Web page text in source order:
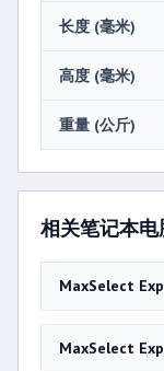
长度 (毫米)
高度 (毫米)
重量 (公斤)
相关笔记本电
MaxSelect
MaxSelect